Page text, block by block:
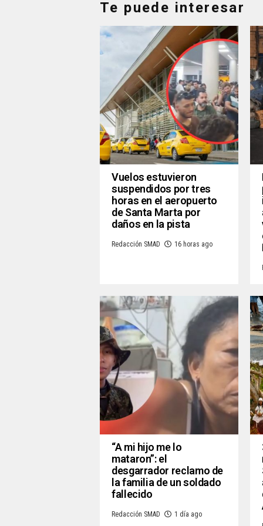
Te puede interesar
Vuelos estuvieron
suspendidos por tres
horas en el aeropuerto
de Santa Marta por
daños en la pista
Redacción SMAD 16 horas ago
“A mi hijo me lo
mataron”: el
desgarrador reclamo de
la familia de un soldado
fallecido
Redacción SMAD 1 día ago